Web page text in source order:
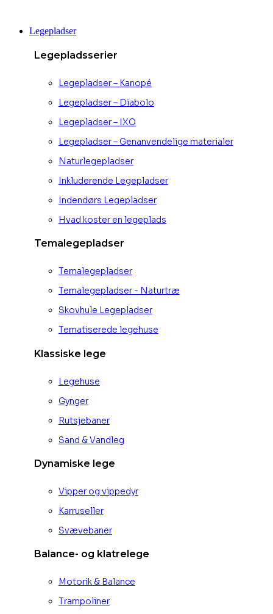
indholdLegepladser
Legepladsserier
Legepladser – Kanopé
Legepladser – Diabolo
Legepladser – IXO
Legepladser – Genanvendelige materialer
Naturlegepladser
Inkluderende Legepladser
Indendørs Legepladser
Hvad koster en legeplads
Temalegepladser
Temalegepladser
Temalegepladser - Naturtræ
Skovhule Legepladser
Tematiserede legehuse
Klassiske lege
Legehuse
Gynger
Rutsjebaner
Sand & Vandleg
Dynamiske lege
Vipper og vippedyr
Karruseller
Svævebaner
Balance- og klatrelege
Motorik & Balance
Trampoliner